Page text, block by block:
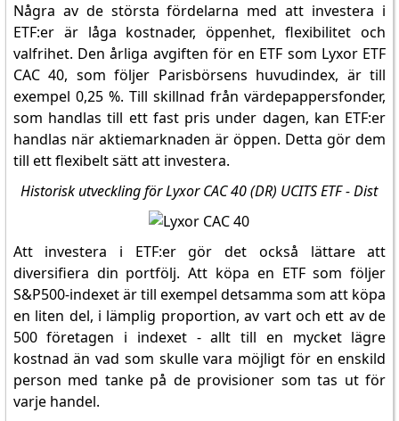
Några av de största fördelarna med att investera i
ETF:er är låga kostnader, öppenhet, flexibilitet och
valfrihet. Den årliga avgiften för en ETF som Lyxor ETF
CAC 40, som följer Parisbörsens huvudindex, är till
exempel 0,25 %. Till skillnad från värdepappersfonder,
som handlas till ett fast pris under dagen, kan ETF:er
handlas när aktiemarknaden är öppen. Detta gör dem
till ett flexibelt sätt att investera.
Historisk utveckling för Lyxor CAC 40 (DR) UCITS ETF - Dist
Att investera i ETF:er gör det också lättare att
diversifiera din portfölj. Att köpa en ETF som följer
S&P500-indexet är till exempel detsamma som att köpa
en liten del, i lämplig proportion, av vart och ett av de
500 företagen i indexet - allt till en mycket lägre
kostnad än vad som skulle vara möjligt för en enskild
person med tanke på de provisioner som tas ut för
varje handel.